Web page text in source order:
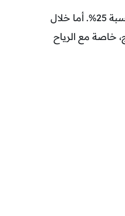
يتميز الطقس في الإمارات اليوم بالاعتدال نهارًا، مع سحب متزايدة وفرصة لهطول أمطار خفيفة بنسبة 25%. أما خلال
خاصة مع الرياح